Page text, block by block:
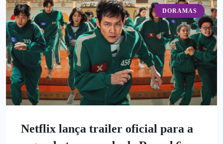
DORAMAS
Netflix lança trailer oficial para a